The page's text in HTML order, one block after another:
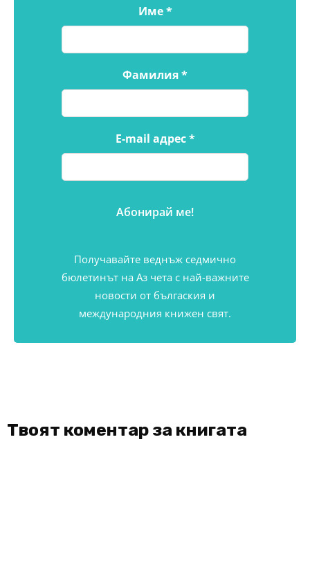
Име*
Фамилия*
E-mail адрес*
Получавайте веднъж седмично
бюлетинът на Аз чета с най-важните
новости от бългаския и
международния книжен свят.
Твоят коментар за книгата